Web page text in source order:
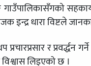
धारा विष्टले
र प्रवर्द्धन गर्ने
विश्वास लिइएको छ ।